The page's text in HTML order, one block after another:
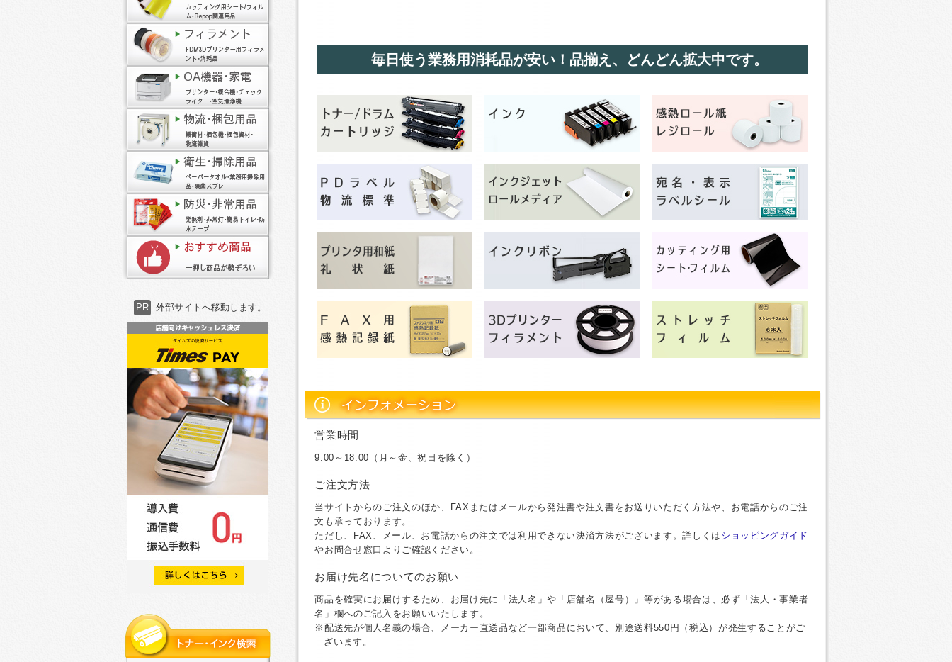
PR 外部サイトへ移動します。
毎日使う業務用消耗品が安い！品揃え、どんどん拡大中です。
営業時間
9:00～18:00（月～金、祝日を除く）
ご注文方法
当サイトからのご注文のほか、FAXまたはメールから発注書や注文書をお送りいただく方法や、お電話からのご注
文も承っております。
ただし、FAX、メール、お電話からの注文では利用できない決済方法がございます。詳しくは ショッピングガイド
やお問合せ窓口よりご確認ください。
お届け先名についてのお願い
商品を確実にお届けするため、お届け先に「法人名」や「店舗名（屋号）」等がある場合は、必ず「法人・事業者
名」欄へのご記入をお願いいたします。
※配送先が個人名義の場合、メーカー直送品など一部商品において、別途送料550円（税込）が発生することがご
ざいます。